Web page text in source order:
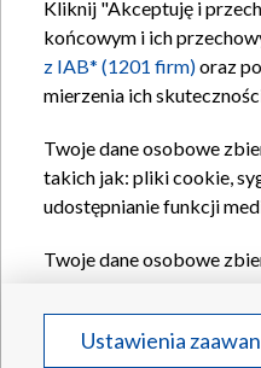
Kliknij "Akceptuję i
końcowym i ich
z IAB* (1201 firm)oraz
mierzenia ich
Twoje dane osobowe
takich jak: pliki cookie,
udostępnianie funkcji
Twoje dane osobowe
Partnerów TVPdla
reklam, tworzenia
Ustawienia